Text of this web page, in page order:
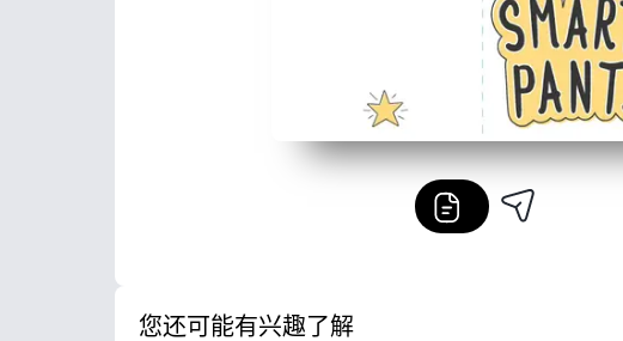
您还可能有兴趣了解